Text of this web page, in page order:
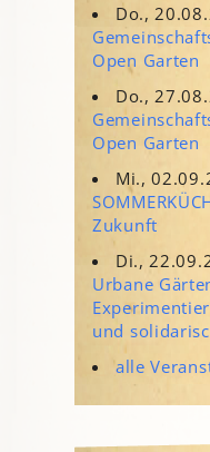
Do.,
Open Garten
Do.,
Open Garten
Mi.,
Zukunft
Di.,
Urbane
und
alle